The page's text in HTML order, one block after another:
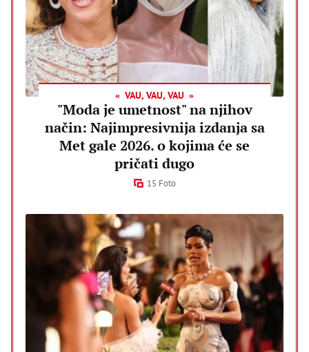
VAU, VAU, VAU
"Moda je umetnost" na njihov
način: Najimpresivnija izdanja sa
Met gale 2026. o kojima će se
pričati dugo
15 Foto